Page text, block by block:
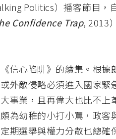
Politics）播客節目，
Confidence Trap, 2013
信心陷阱》的續集。根據
外敵侵略必須進入國家緊
事業，且再偉大也比不上
為幼稚的小打小罵，政客
期選舉與權力分散也總確